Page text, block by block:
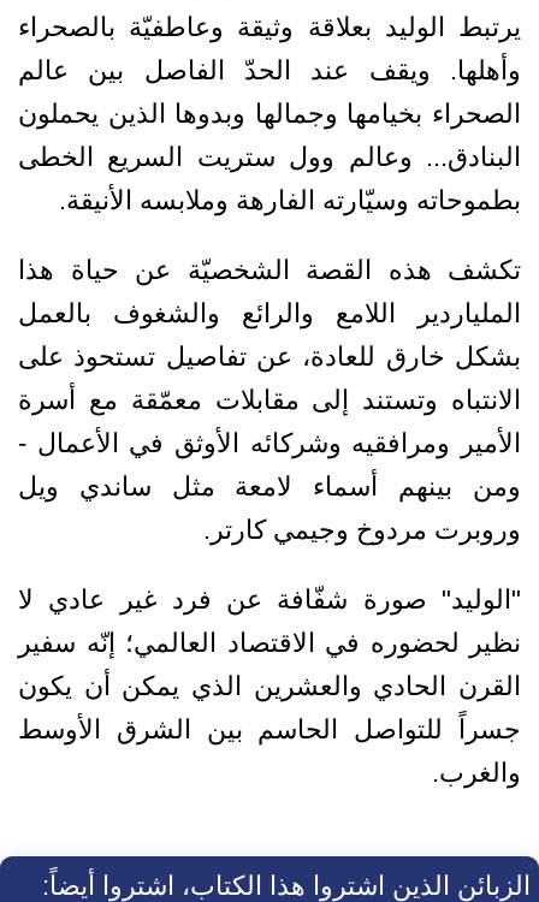
يرتبط الوليد بعلاقة وثيقة وعاطفيّة بالصحراء
وأهلها. ويقف عند الحدّ الفاصل بين عالم
الصحراء بخيامها وجمالها وبدوها الذين يحملون
البنادق... وعالم وول ستريت السريع الخطى
بطموحاته وسيّارته الفارهة وملابسه الأنيقة.
تكشف هذه القصة الشخصيّة عن حياة هذا
الملياردير اللامع والرائع والشغوف بالعمل
بشكل خارق للعادة، عن تفاصيل تستحوذ على
الانتباه وتستند إلى مقابلات معمّقة مع أسرة
الأمير ومرافقيه وشركائه الأوثق في الأعمال -
ومن بينهم أسماء لامعة مثل ساندي ويل
وروبرت مردوخ وجيمي كارتر.
"الوليد" صورة شفّافة عن فرد غير عادي لا
نظير لحضوره في الاقتصاد العالمي؛ إنّه سفير
القرن الحادي والعشرين الذي يمكن أن يكون
جسراً للتواصل الحاسم بين الشرق الأوسط
والغرب.
الزبائن الذين اشتروا هذا الكتاب، اشتروا أيضاً: